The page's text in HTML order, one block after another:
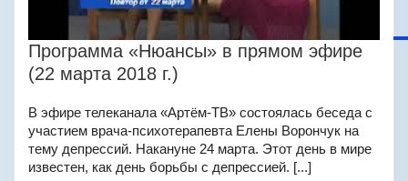
Программа «Нюансы» в прямом эфире
(22 марта 2018 г.)
В эфире телеканала «Артём-ТВ» состоялась беседа с
участием врача-психотерапевта Елены Ворончук на
тему депрессий. Накануне 24 марта. Этот день в мире
известен, как день борьбы с депрессией. [...]